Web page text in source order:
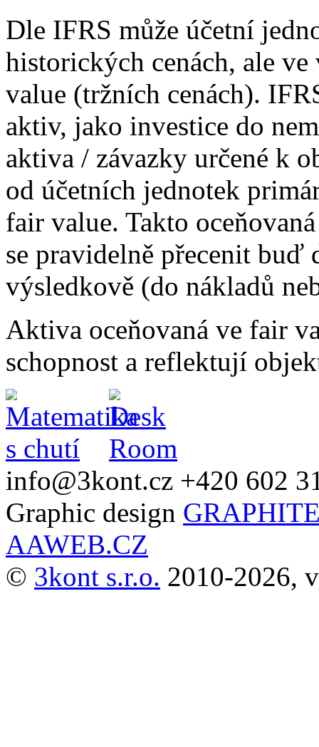
Dle IFRS může účetní
historických cenách, ale
value (tržních cenách).
aktiv, jako investice do
aktiva / závazky určené k
od účetních jednotek
fair value. Takto
se pravidelně přecenit
výsledkově (do nákladů
Aktiva oceňovaná ve fair
schopnost a reflektují
info@3kont.cz +420 602
Graphic design
AAWEB.CZ
© 3kont s.r.o. 2010-2026,